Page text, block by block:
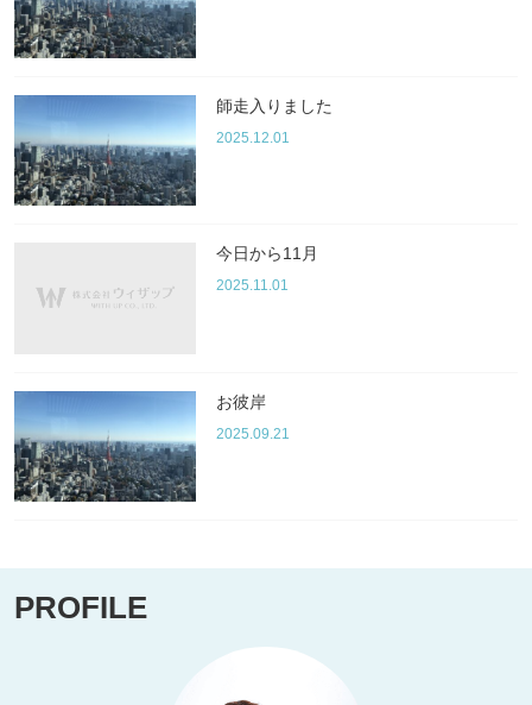
師走入りました
2025.12.01
今日から11月
2025.11.01
お彼岸
2025.09.21
PROFILE